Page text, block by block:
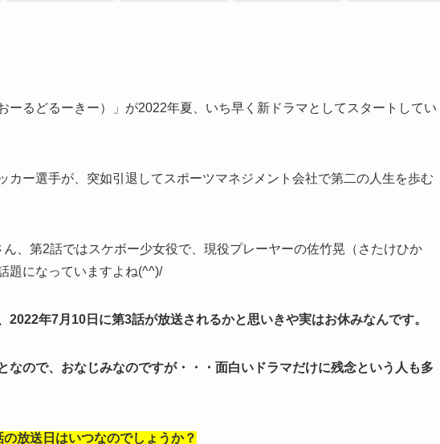
ーるどるーきー）」が2022年夏、いち早く新ドラマとしてスタートしてい
カー選手が、突如引退してスポーツマネジメント会社で第二の人生を歩む
、第2話ではスケボー少女役で、現役プレーヤーの佐竹晃（さたけひか
題になっていますよね(^^)/
2022年7月10日に第3話が放送されるかと思いきや実はお休みなんです。
なので、おなじみなのですが・・・面白いドラマだけに残念という人も多
放送日はいつなのでしょうか？